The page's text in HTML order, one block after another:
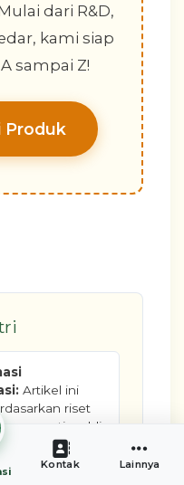
dari R&D,
kami siap
sampai Z!
Produk
Artikel ini
riset
bersama tim ahli
R&D diCV.
Yogyakarta
Kontak Lainnya